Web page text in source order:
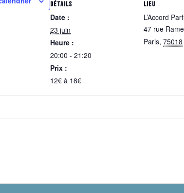
DÉTAILS
Date :
23 juin
Heure :
20:00 - 21:20
Prix :
12€ à 18€
LIEU
L’Accord
47 rue
Paris, 75018